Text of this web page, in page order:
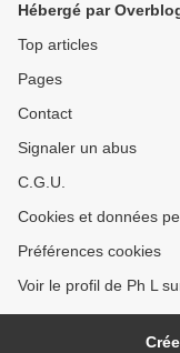
Hébergé par
Top articles
Pages
Contact
Signaler un abus
C.G.U.
Cookies et données
Préférences cookies
Voir le profil de Ph L